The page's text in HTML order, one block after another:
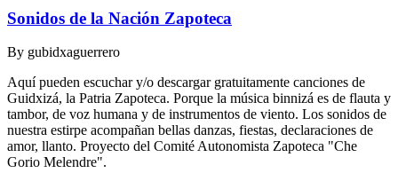
Sonidos de la Nación Zapoteca
By gubidxaguerrero
Aquí pueden escuchar y/o descargar gratuitamente canciones de
Guidxizá, la Patria Zapoteca. Porque la música binnizá es de flauta y
tambor, de voz humana y de instrumentos de viento. Los sonidos de
nuestra estirpe acompañan bellas danzas, fiestas, declaraciones de
amor, llanto. Proyecto del Comité Autonomista Zapoteca "Che
Gorio Melendre".